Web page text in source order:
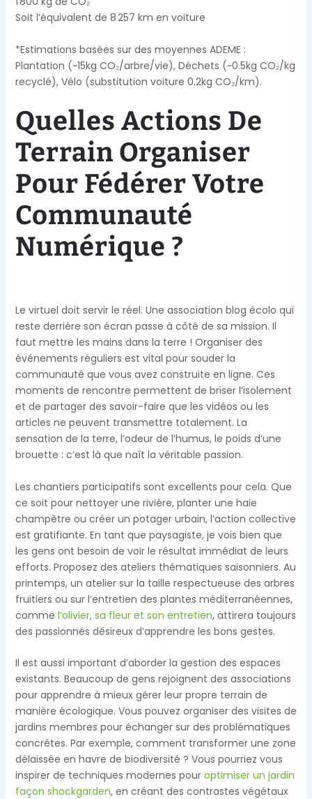
Soit l’équivalent de 8 257 km en voiture
*Estimations basées sur des moyennes ADEME :
Plantation (~15kg CO₂/arbre/vie), Déchets (~0.5kg CO₂/kg
recyclé), Vélo (substitution voiture 0.2kg CO₂/km).
Quelles Actions De
Terrain Organiser
Pour Fédérer Votre
Communauté
Numérique ?
Le virtuel doit servir le réel. Une association blog écolo qui
reste derrière son écran passe à côté de sa mission. Il
faut mettre les mains dans la terre ! Organiser des
événements réguliers est vital pour souder la
communauté que vous avez construite en ligne. Ces
moments de rencontre permettent de briser l’isolement
et de partager des savoir-faire que les vidéos ou les
articles ne peuvent transmettre totalement. La
sensation de la terre, l’odeur de l’humus, le poids d’une
brouette : c’est là que naît la véritable passion.
Les chantiers participatifs sont excellents pour cela. Que
ce soit pour nettoyer une rivière, planter une haie
champêtre ou créer un potager urbain, l’action collective
est gratifiante. En tant que paysagiste, je vois bien que
les gens ont besoin de voir le résultat immédiat de leurs
efforts. Proposez des ateliers thématiques saisonniers. Au
printemps, un atelier sur la taille respectueuse des arbres
fruitiers ou sur l’entretien des plantes méditerranéennes,
comme l’olivier, sa fleur et son entretien, attirera toujours
des passionnés désireux d’apprendre les bons gestes.
Il est aussi important d’aborder la gestion des espaces
existants. Beaucoup de gens rejoignent des associations
pour apprendre à mieux gérer leur propre terrain de
manière écologique. Vous pouvez organiser des visites de
jardins membres pour échanger sur des problématiques
concrètes. Par exemple, comment transformer une zone
délaissée en havre de biodiversité ? Vous pourriez vous
inspirer de techniques modernes pour optimiser un jardin
façon shockgarden, en créant des contrastes végétaux